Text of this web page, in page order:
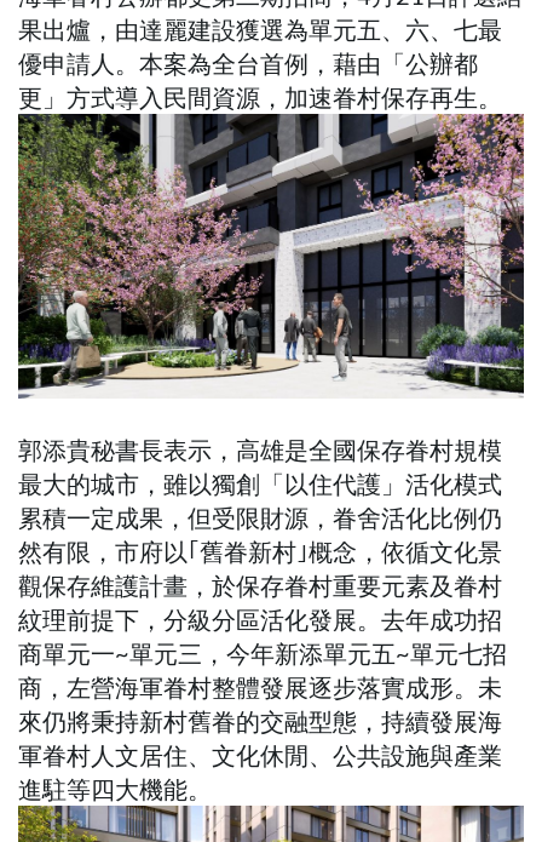
果出爐，由達麗建設獲選為單元五、六、七最
優申請人。本案為全台首例，藉由「公辦都
更」方式導入民間資源，加速眷村保存再生。
郭添貴秘書長表示，高雄是全國保存眷村規模
最大的城市，雖以獨創「以住代護」活化模式
累積一定成果，但受限財源，眷舍活化比例仍
然有限，市府以｢舊眷新村｣概念，依循文化景
觀保存維護計畫，於保存眷村重要元素及眷村
紋理前提下，分級分區活化發展。去年成功招
商單元一~單元三，今年新添單元五~單元七招
商，左營海軍眷村整體發展逐步落實成形。未
來仍將秉持新村舊眷的交融型態，持續發展海
軍眷村人文居住、文化休閒、公共設施與產業
進駐等四大機能。